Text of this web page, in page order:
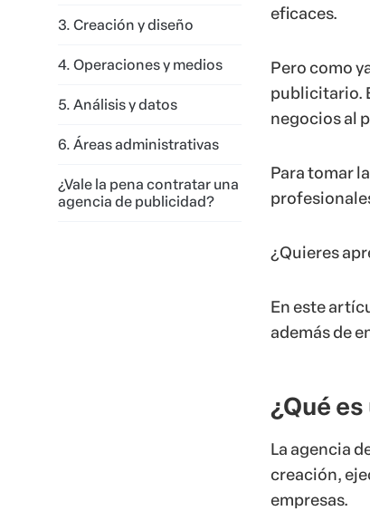
3. Creación y diseño
4. Operaciones y medios
5. Análisis y datos
6. Áreas administrativas
¿Vale la pena contratar una
agencia de publicidad?
eficaces.
Pero como
publicitario.
negocios al
Para tomar
¿Quieres
En este
además de
¿Qué
La agencia
creación,
empresas.